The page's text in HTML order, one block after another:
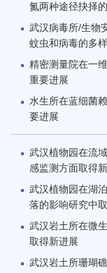
氮两种途径抉择
武汉病毒所/生物
蚊虫和病毒的多
精密测量院在一
重要进展
水生所在蓝细菌
要进展
武汉植物园在流
感监测方面取得
武汉植物园在湖
落的影响研究中
武汉岩土所在微
取得新进展
武汉岩土所珊瑚